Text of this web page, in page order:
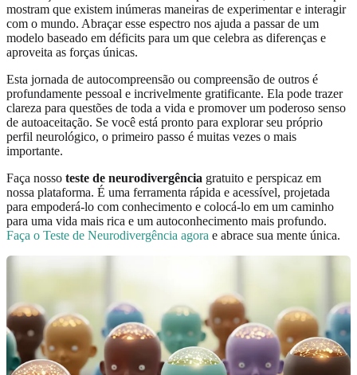
mostram que existem inúmeras maneiras de experimentar e interagir
com o mundo. Abraçar esse espectro nos ajuda a passar de um
modelo baseado em déficits para um que celebra as diferenças e
aproveita as forças únicas.
Esta jornada de autocompreensão ou compreensão de outros é
profundamente pessoal e incrivelmente gratificante. Ela pode trazer
clareza para questões de toda a vida e promover um poderoso senso
de autoaceitação. Se você está pronto para explorar seu próprio
perfil neurológico, o primeiro passo é muitas vezes o mais
importante.
Faça nosso teste de neurodivergência gratuito e perspicaz em
nossa plataforma. É uma ferramenta rápida e acessível, projetada
para empoderá-lo com conhecimento e colocá-lo em um caminho
para uma vida mais rica e um autoconhecimento mais profundo.
Faça o Teste de Neurodivergência agora e abrace sua mente única.